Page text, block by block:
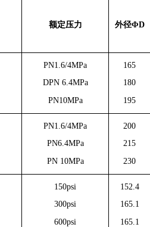
额定压力 外径ΦD
PN1.6/4MPa
DPN 6.4MPa
PN10MPa
165
180
195
PN1.6/4MPa
PN6.4MPa
PN 10MPa
200
215
230
150psi
300psi
600psi
152.4
165.1
165.1